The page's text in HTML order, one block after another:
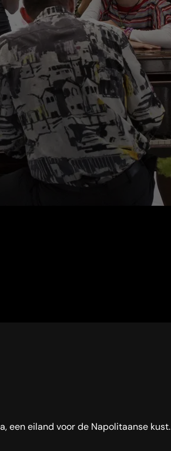
een eiland voor de Napolitaanse kust.